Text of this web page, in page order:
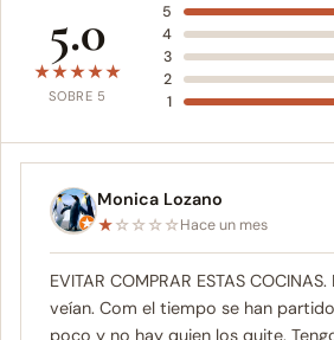
5.0
★★★★★
SOBRE 5
5
4
3
2
1
Monica Lozano
★☆☆☆☆Hace un mes
EVITAR COMPRAR ESTAS
veían. Com el tiempo se han
poco y no hay quien los quite.